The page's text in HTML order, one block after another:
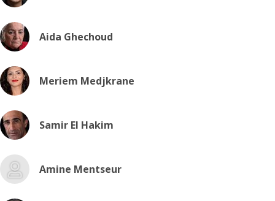
Aida Ghechoud
Meriem Medjkrane
Samir El Hakim
Amine Mentseur